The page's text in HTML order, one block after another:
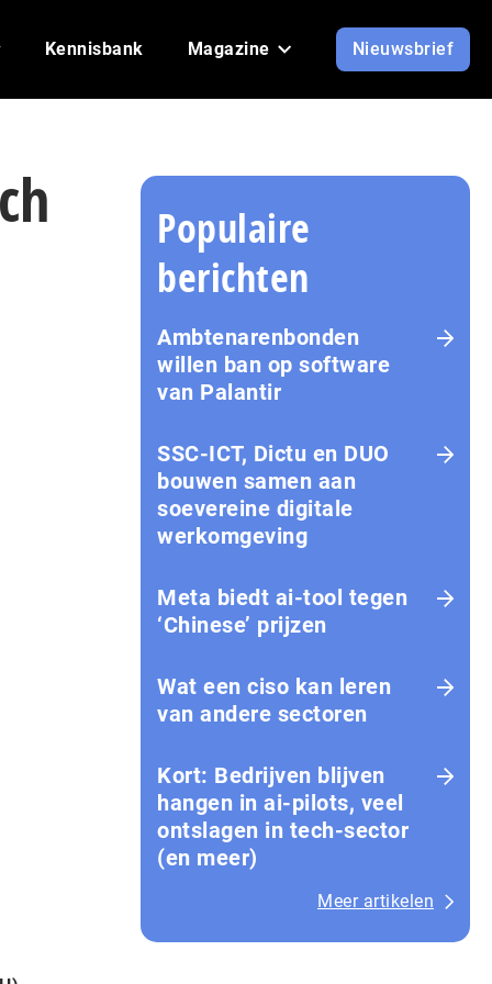
Kennisbank Magazine Nieuwsbrief
Populaire
berichten
Ambtenarenbonden
willen ban op software
van Palantir
SSC-ICT, Dictu en DUO
bouwen samen aan
soevereine digitale
werkomgeving
Meta biedt ai-tool tegen
‘Chinese’ prijzen
Wat een ciso kan leren
van andere sectoren
Kort: Bedrijven blijven
hangen in ai-pilots, veel
ontslagen in tech-sector
(en meer)
Meer artikelen